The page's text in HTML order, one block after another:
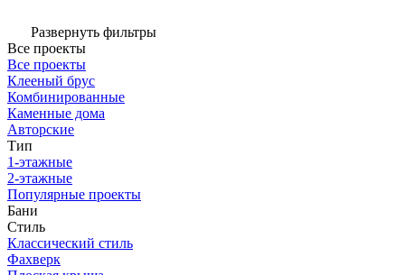
Развернуть фильтры
Все проекты
Все проекты
Клееный брус
Комбинированные
Каменные дома
Авторские
Тип
1-этажные
2-этажные
Популярные проекты
Бани
Стиль
Классический стиль
Фахверк